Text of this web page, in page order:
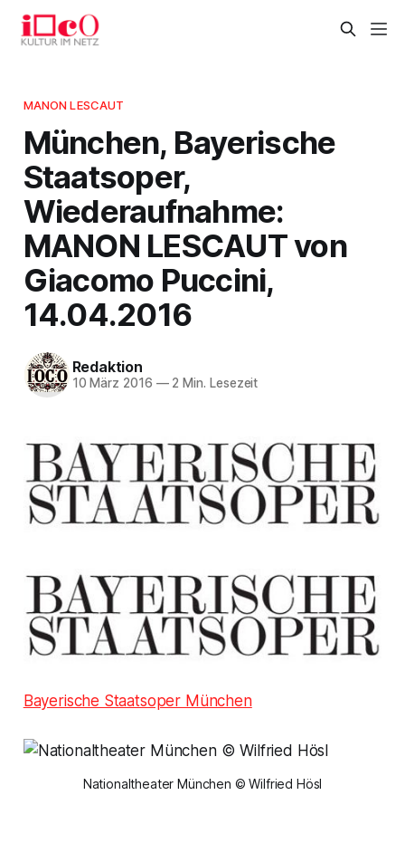
MANON LESCAUT
München, Bayerische
Staatsoper,
Wiederaufnahme:
MANON LESCAUT von
Giacomo Puccini,
14.04.2016
Redaktion
10 März 2016 —2 Min. Lesezeit
Bayerische Staatsoper München
Nationaltheater München © Wilfried Hösl